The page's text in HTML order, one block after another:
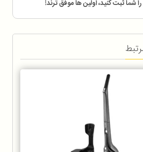
شما ثبت کنید، اولین ها موفق ترند!